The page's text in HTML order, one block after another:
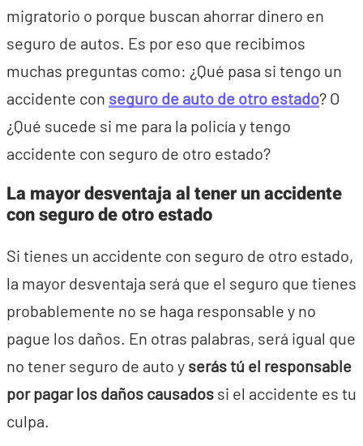
migratorio o porque buscan ahorrar dinero en
seguro de autos. Es por eso que recibimos
muchas preguntas como: ¿Qué pasa si tengo un
accidente con seguro de auto de otro estado? O
¿Qué sucede si me para la policía y tengo
accidente con seguro de otro estado?
La mayor desventaja al tener un accidente
con seguro de otro estado
Si tienes un accidente con seguro de otro estado,
la mayor desventaja será que el seguro que tienes
probablemente no se haga responsable y no
pague los daños. En otras palabras, será igual que
no tener seguro de auto y serás tú el responsable
por pagar los daños causados si el accidente es tu
culpa.